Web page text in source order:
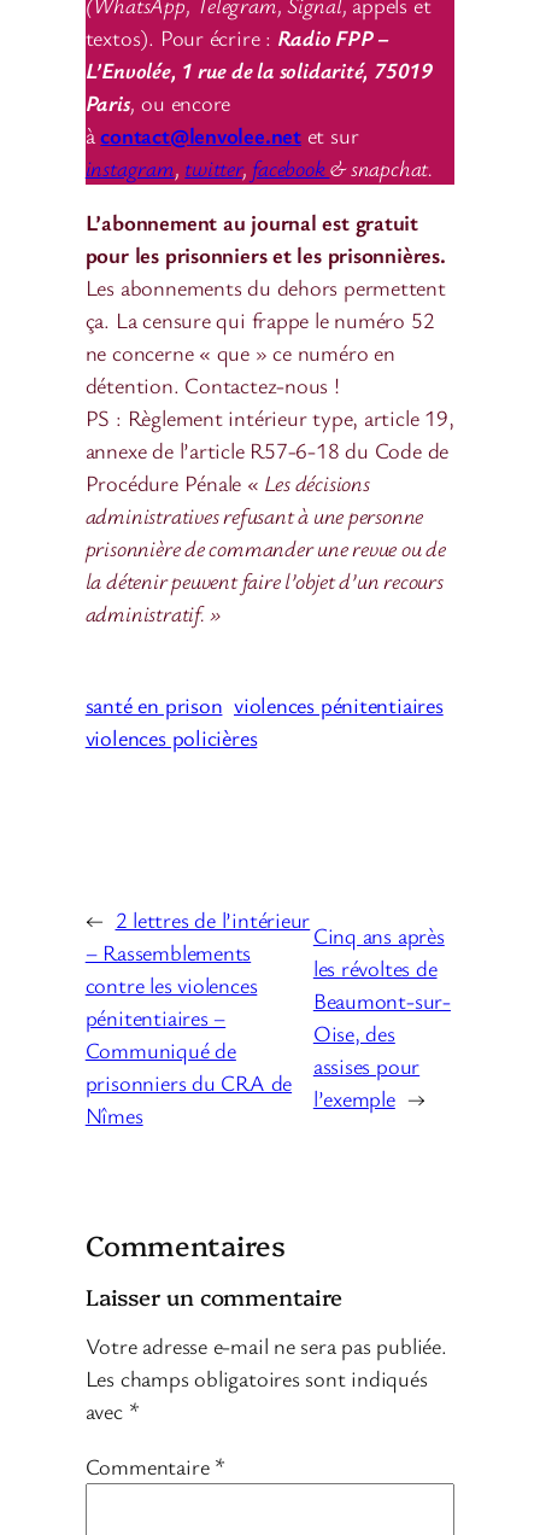
textos). Pour écrire : Radio FPP –
L’Envolée, 1 rue de la solidarité, 75019
Paris, ou encore
à contact@lenvolee.netet sur
instagram, twitter, facebook& snapchat.
L’abonnement au journal est gratuit
pour les prisonniers et les prisonnières.
Les abonnements du dehors permettent
ça. La censure qui frappe le numéro 52
ne concerne « que » ce numéro en
détention. Contactez-nous !
PS : Règlement intérieur type, article 19,
annexe de l’article R57-6-18 du Code de
Procédure Pénale « Les décisions
administratives refusant à une personne
prisonnière de commander une revue ou de
la détenir peuvent faire l’objet d’un recours
administratif. »
santé en prison violences pénitentiaires
violences policières
← 2 lettres de l’intérieur
– Rassemblements
contre les violences
pénitentiaires –
Communiqué de
prisonniers du CRA de
Nîmes
Cinq ans après
les révoltes de
Beaumont-sur-
Oise, des
assises pour
l’exemple →
Commentaires
Laisser un commentaire
Votre adresse e-mail ne sera pas publiée.
Les champs obligatoires sont indiqués
avec *
Commentaire *